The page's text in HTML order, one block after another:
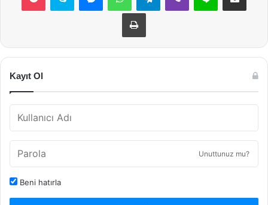
Yazdır
Kayıt Ol
Unuttunuz mu?
Beni hatırla